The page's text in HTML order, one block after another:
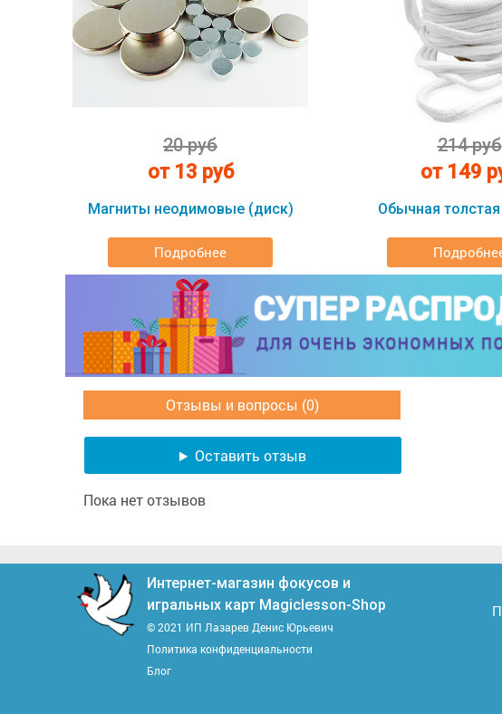
20 руб
от 13 руб
Магниты неодимовые (диск)
Подробнее
214 руб
от 149
Обычная
Отзывы и вопросы (0)
Оставить отзыв
Пока нет отзывов
Интернет-магазин фокусов и
игральных карт Magiclesson-Shop
© 2021 ИП Лазарев Денис Юрьевич
Политика конфиденциальности
Блог